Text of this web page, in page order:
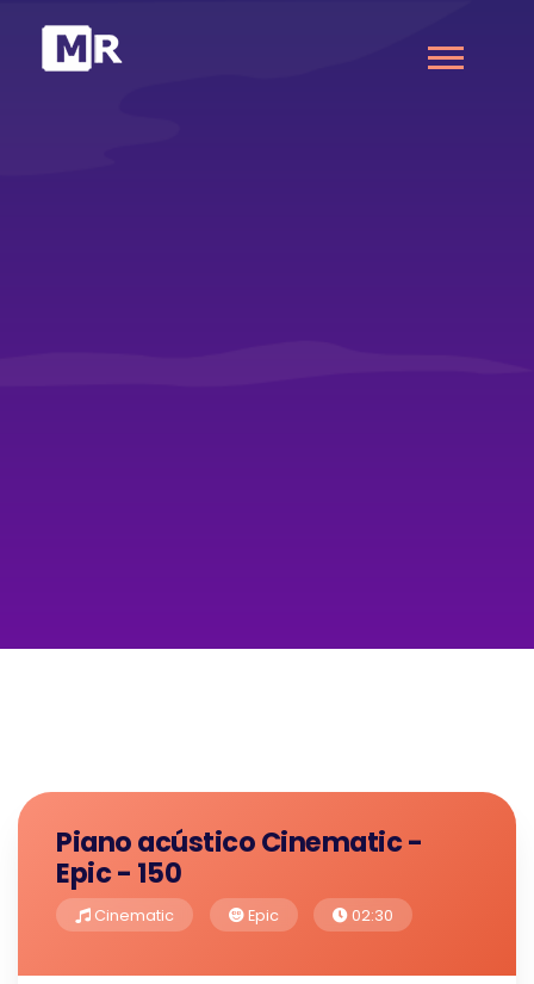
Piano acústico Cinematic -
Epic - 150
Cinematic Epic 02:30